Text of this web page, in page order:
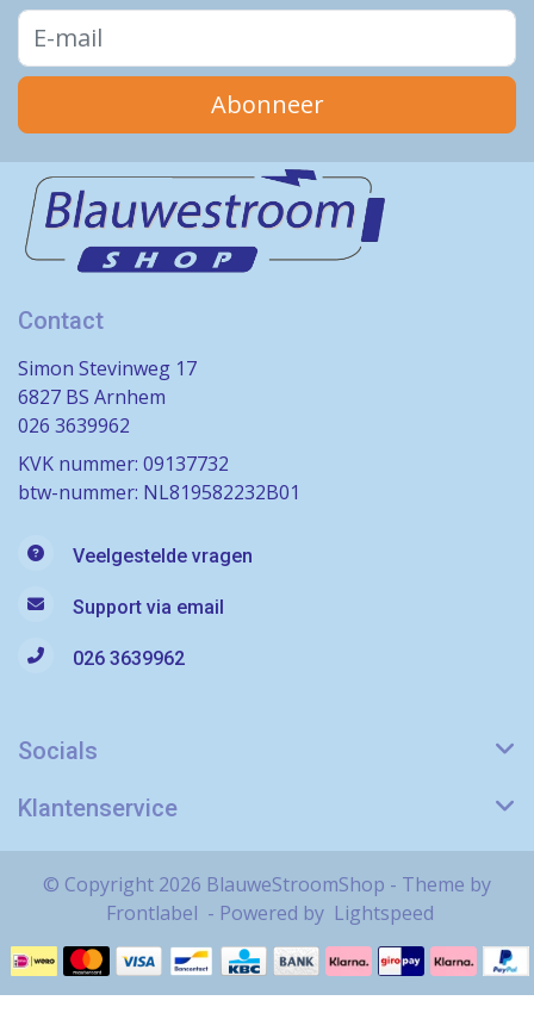
Abonneer
Contact
Simon Stevinweg 17
6827 BS Arnhem
026 3639962
KVK nummer: 09137732
btw-nummer: NL819582232B01
Veelgestelde vragen
Support via email
026 3639962
Socials
Klantenservice
© Copyright 2026 BlauweStroomShop - Theme by
Frontlabel - Powered by Lightspeed